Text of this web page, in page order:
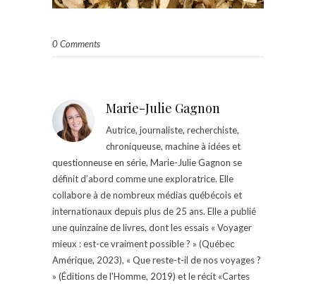
0 Comments
Marie-Julie Gagnon
Autrice, journaliste, recherchiste,
chroniqueuse, machine à idées et
questionneuse en série, Marie-Julie Gagnon se
définit d’abord comme une exploratrice. Elle
collabore à de nombreux médias québécois et
internationaux depuis plus de 25 ans. Elle a publié
une quinzaine de livres, dont les essais « Voyager
mieux : est-ce vraiment possible ? » (Québec
Amérique, 2023), « Que reste-t-il de nos voyages ?
» (Éditions de l'Homme, 2019) et le récit «Cartes